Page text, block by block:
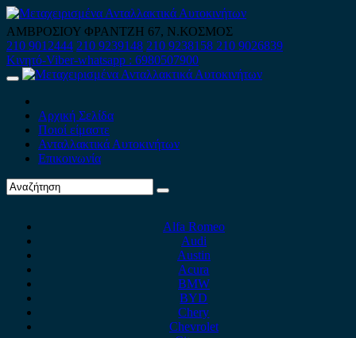
Skip
to
content
ΑΜΒΡΟΣΙΟΥ ΦΡΑΝΤΖΗ 67, Ν.ΚΟΣΜΟΣ
210 9012444 210 9239148 210 9238158 210 9026839
Κινητό-Viber-whatsapp : 6980507900
Primary
Αρχική Σελίδα
Ποιοί είμαστε
Ανταλλακτικά Αυτοκινήτων
Επικοινωνία
Alfa Romeo
Audi
Austin
Acura
BMW
BYD
Chery
Chevrolet